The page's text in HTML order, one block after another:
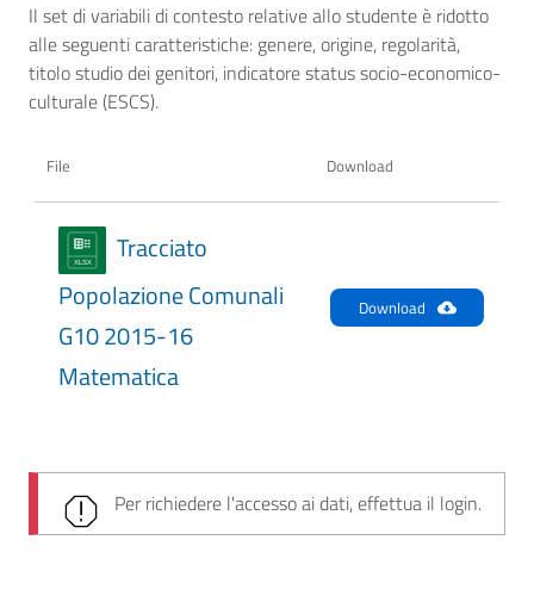
Il set di variabili di contesto relative allo studente è ridotto
alle seguenti caratteristiche: genere, origine, regolarità,
titolo studio dei genitori, indicatore status socio-economico-
culturale (ESCS).
File Download
Tracciato
Popolazione Comunali
G10 2015-16
Matematica
Download
Per richiedere l'accesso ai dati, effettua il login.